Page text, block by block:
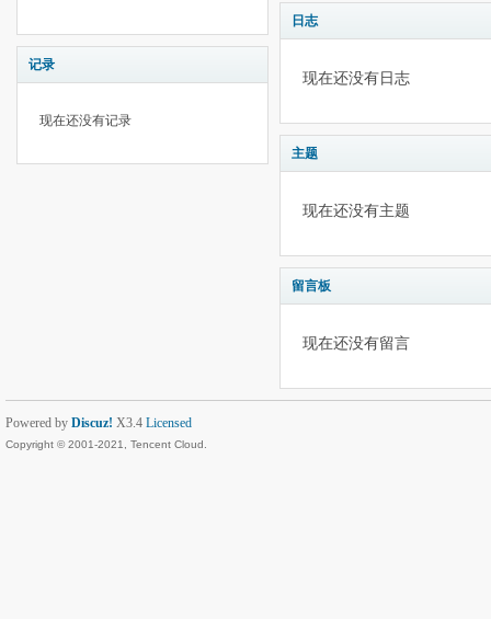
记录
现在还没有记录
日志
现在还没有日志
主题
现在还没有主题
留言板
现在还没有留言
Powered by Discuz! X3.4 Licensed
Copyright © 2001-2021, Tencent Cloud.